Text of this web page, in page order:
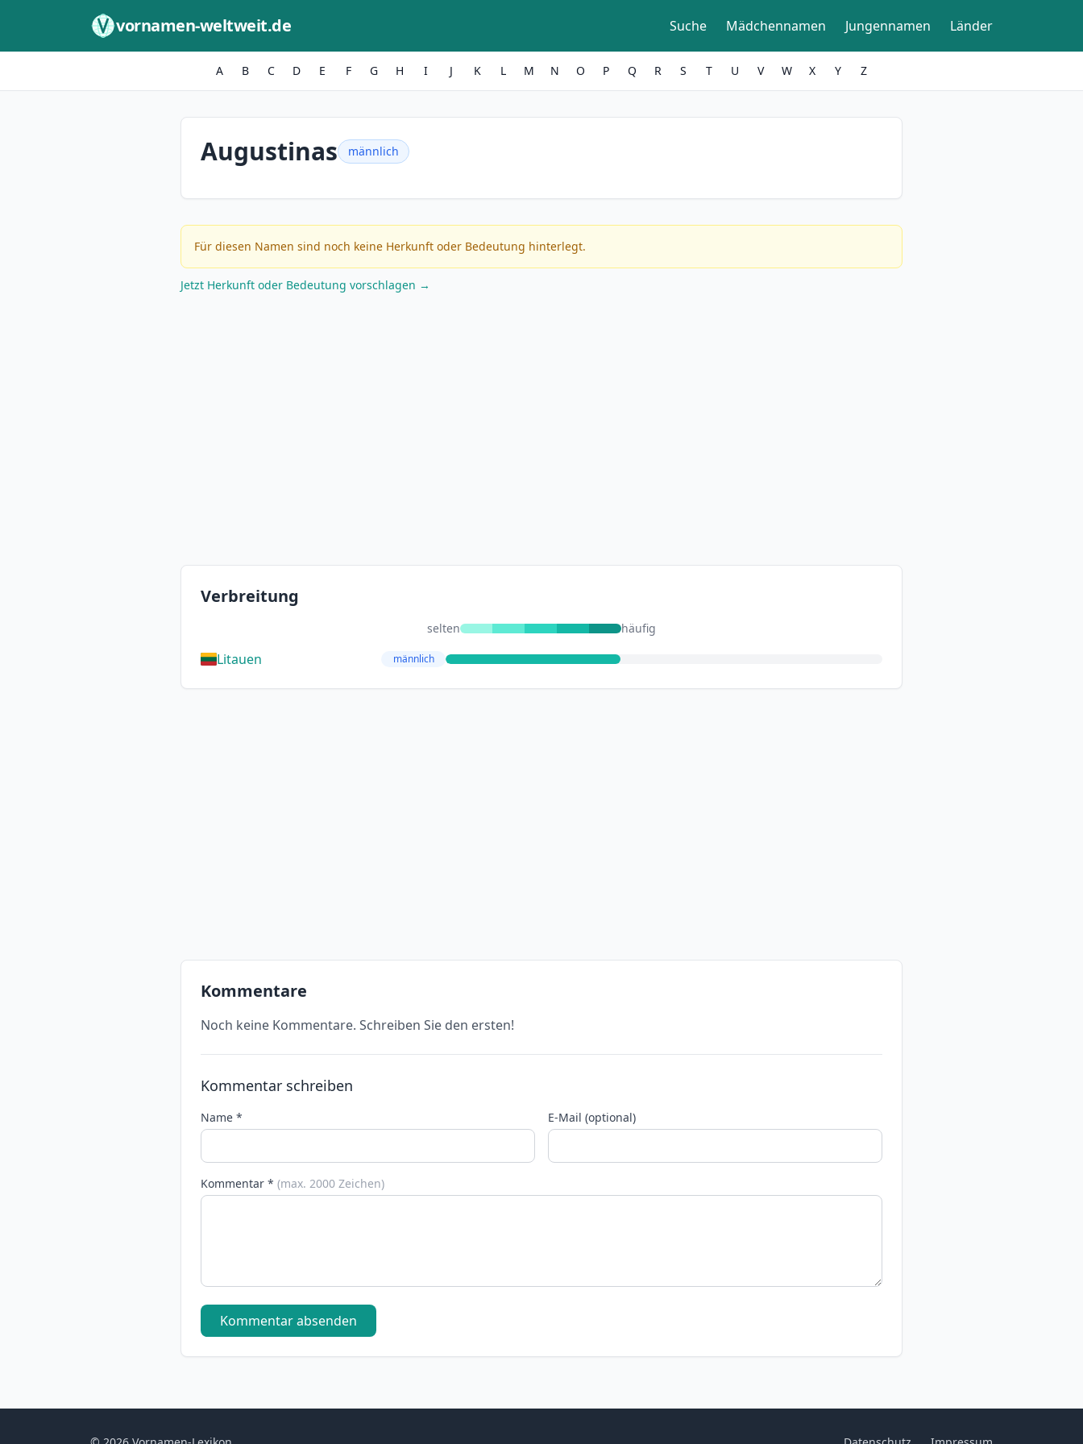
vornamen-weltweit.de Suche Mädchennamen Jungennamen Länder
A B C D E F G H I J K L M N O P Q R S T U V W X Y Z
Augustinas männlich
Für diesen Namen sind noch keine Herkunft oder Bedeutung hinterlegt.
Jetzt Herkunft oder Bedeutung vorschlagen →
Verbreitung
selten häufig
Litauen männlich
Kommentare
Noch keine Kommentare. Schreiben Sie den ersten!
Kommentar schreiben
Name * E-Mail (optional)
Kommentar * (max. 2000 Zeichen)
Kommentar absenden